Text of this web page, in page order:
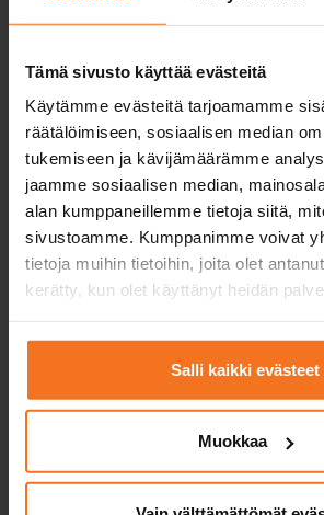
Tämä sivusto käyttää evästeitä
Käytämme evästeitä tarjoamamme
räätälöimiseen, sosiaalisen median
tukemiseen ja kävijämäärämme
jaamme sosiaalisen median,
alan kumppaneillemme tietoja siitä,
sivustoamme. Kumppanimme voivat
tietoja muihin tietoihin, joita olet
kerätty, kun olet käyttänyt heidän
Salli kaikki evästeet
Muokkaa
Läs mer och anmäla dig
Jämföra paketer
Övning för
449 €
Du kan också betala via avbetalning
första körkortet och
övningsprogram för teoriprovet samt
körlektion med egen trafiklärare i
körövningen.